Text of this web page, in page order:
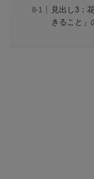
見出し3：
きること」